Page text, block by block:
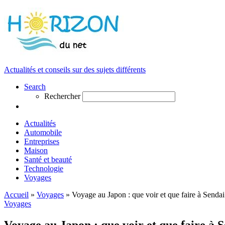
Actualités et conseils sur des sujets différents
Search
Rechercher
Actualités
Automobile
Entreprises
Maison
Santé et beauté
Technologie
Voyages
Accueil » Voyages » Voyage au Japon : que voir et que faire à Sendai
Voyages